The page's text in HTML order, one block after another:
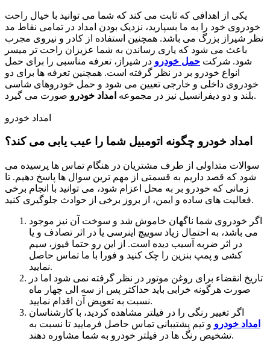
یکی از اهدافی که ثابت می کند که شما می توانید با خیال راحت
خودروی خود را به ما بسپارید، نزدیک بودن امداد در تمامی نقاط مد
نظر شیراز بزرگ می باشد. همچنین استفاده از کادر و نیروی مجرب
باعث می شود که یاری رساندن به شما عزیزان راحت تر میسر
شود. شرکت حمل خودرو در شیراز، تعرفه مناسبی را برای حمل
انواع خودرو بر در نظر گرفته است. همچنین تعرفه ها برای دو
خودروی داخلی و خارجی تعیین می شود و حمل خودروهای شاسی
بلند و دو دیفرانسیل نیز در مجموعه امداد خودرو صورت می گیرد.
امداد خودرو
امداد خودرو چگونه اتومبیل شما را عیب یابی می کند؟
سوالات متداولی از طرف مشتریان در هنگام تماس ها پرسیده می
شود که قصد داریم به قسمتی از مهم ترین سوال ها پاسخ دهیم. تا
زمانی که خودرو بر به محل اعزام شود، می توانید با انجام برخی
فعالیت های ساده و ایمن، از بروز برخی از حوادث جلوگیری کنید.
اگر خودروی شما ناگهان خاموش شد و سوخت آن نیز موجود
می باشد، به احتمال زیاد سوییچ اینرسی یا در اثر تصادف و یا
در اثر ضربه آسیب دیده است. از این رو حتما فیوز، سیم
کشی و پمپ بنزین را چک کنید و فورا با ما تماس حاصل
نمایید.
تاریخ انقضاء برای روغن موتور در نظر گرفته نمی شود اما در
صورت هرگونه خرابی باید حداکثر پس از سه الی چهار ماه
نسبت به تعویض آن اقدام نمایید.
اگر تغییر رنگی را در فیلتر مشاهده کردید، با کارشناسان
امداد خودرو و تیم پشتیبانی تماس حاصل فرمایید تا نسبت به
تشخیص رنگ ها در فیلتر خودرو به شما مشاوره دهند.